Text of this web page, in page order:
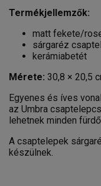
Termékjellemzők:
matt fekete/
sárgaréz
kerámiabetét
Mérete: 30,8 × 20,5
Egyenes és íves
az Umbra
lehetnek minden
A csaptelepek
készülnek.